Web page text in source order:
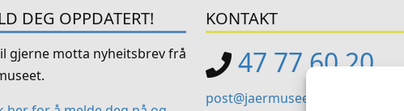
DEG OPPDATERT!
gjerne motta nyheitsbrev frå
KONTAKT
47 77 60 20
post@jaermuseet.no